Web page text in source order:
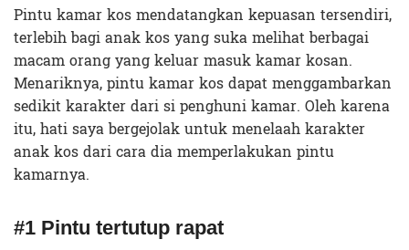
Pintu kamar kos mendatangkan kepuasan tersendiri,
terlebih bagi anak kos yang suka melihat berbagai
macam orang yang keluar masuk kamar kosan.
Menariknya, pintu kamar kos dapat menggambarkan
sedikit karakter dari si penghuni kamar. Oleh karena
itu, hati saya bergejolak untuk menelaah karakter
anak kos dari cara dia memperlakukan pintu
kamarnya.
#1 Pintu tertutup rapat